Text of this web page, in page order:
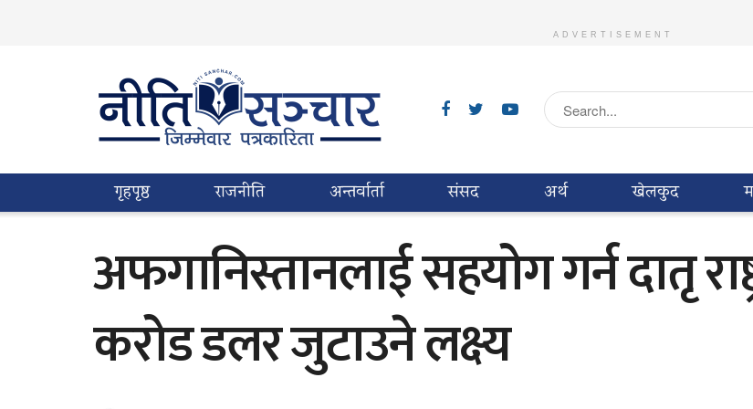
ADVERTISEMENT
गृहपृष्ठ राजनीति अन्तर्वार्ता संसद अर्थ खेलकुद
अफगानिस्तानलाई सहयोग गर्न दातृ
करोड डलर जुटाउने लक्ष्य